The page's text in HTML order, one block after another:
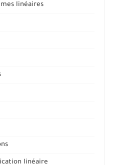
linéaires
linéaire